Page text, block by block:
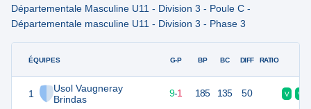
Départementale Masculine U11 - Division 3 - Poule C -
Départementale masculine U11 - Division 3 - Phase 3
ÉQUIPES
1
Usol Vaugneray
Brindas
G-P BP BC DIFF RATIO
28 9-1 185 135 50 V V